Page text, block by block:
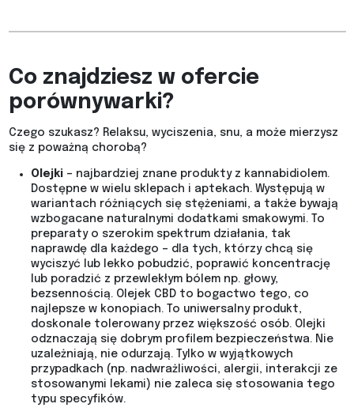
Co znajdziesz w ofercie
porównywarki?
Czego szukasz? Relaksu, wyciszenia, snu, a może mierzysz
się z poważną chorobą?
Olejki– najbardziej znane produkty z kannabidiolem.
Dostępne w wielu sklepach i aptekach. Występują w
wariantach różniących się stężeniami, a także bywają
wzbogacane naturalnymi dodatkami smakowymi. To
preparaty o szerokim spektrum działania, tak
naprawdę dla każdego – dla tych, którzy chcą się
wyciszyć lub lekko pobudzić, poprawić koncentrację
lub poradzić z przewlekłym bólem np. głowy,
bezsennością. Olejek CBD to bogactwo tego, co
najlepsze w konopiach. To uniwersalny produkt,
doskonale tolerowany przez większość osób. Olejki
odznaczają się dobrym profilem bezpieczeństwa. Nie
uzależniają, nie odurzają. Tylko w wyjątkowych
przypadkach (np. nadwrażliwości, alergii, interakcji ze
stosowanymi lekami) nie zaleca się stosowania tego
typu specyfików.